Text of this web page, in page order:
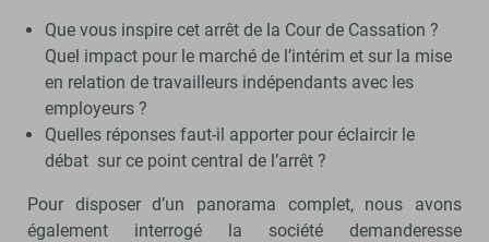
Que vous inspire cet arrêt de la Cour de Cassation ?
Quel impact pour le marché de l’intérim et sur la mise
en relation de travailleurs indépendants avec les
employeurs ?
Quelles réponses faut-il apporter pour éclaircir le
débat sur ce point central de l’arrêt ?
Pour disposer d’un panorama complet, nous avons
également interrogé la société demanderesse